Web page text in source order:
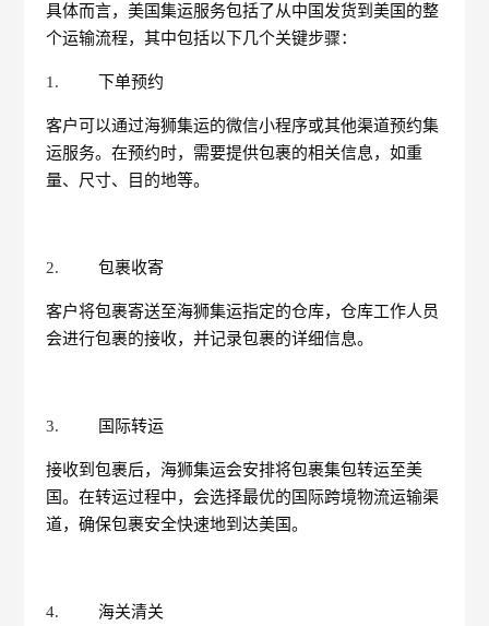
具体而言，美国集运服务包括了从中国发货到美国的整
个运输流程，其中包括以下几个关键步骤：
1. 下单预约
客户可以通过海狮集运的微信小程序或其他渠道预约集
运服务。在预约时，需要提供包裹的相关信息，如重
量、尺寸、目的地等。
2.包裹收寄
客户将包裹寄送至海狮集运指定的仓库，仓库工作人员
会进行包裹的接收，并记录包裹的详细信息。
3. 国际转运
接收到包裹后，海狮集运会安排将包裹集包转运至美
国。在转运过程中，会选择最优的国际跨境物流运输渠
道，确保包裹安全快速地到达美国。
4. 海关清关